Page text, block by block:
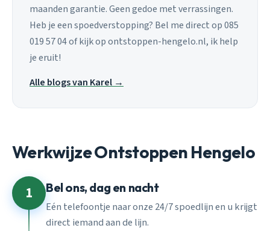
maanden garantie. Geen gedoe met verrassingen.
Heb je een spoedverstopping? Bel me direct op 085
019 57 04 of kijk op ontstoppen-hengelo.nl, ik help
je eruit!
Alle blogs van Karel →
Werkwijze Ontstoppen Hengelo
1 Bel ons, dag en nacht
Eén telefoontje naar onze 24/7 spoedlijn en u krijgt
direct iemand aan de lijn.